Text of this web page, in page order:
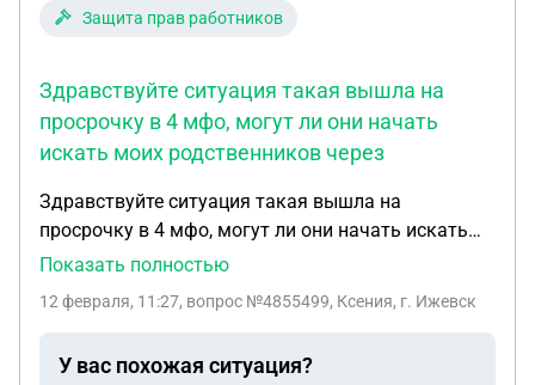
Защита прав работников
Здравствуйте ситуация такая вышла на
просрочку в 4 мфо, могут ли они начать
искать моих родственников через
Здравствуйте ситуация такая вышла на
просрочку в 4 мфо, могут ли они начать искать
моих родственников через соцсети если везде
там записан у него профиль открыт
Показать полностью
12 февраля, 11:27, вопрос №4855499, Ксения, г. Ижевск
У вас похожая ситуация?